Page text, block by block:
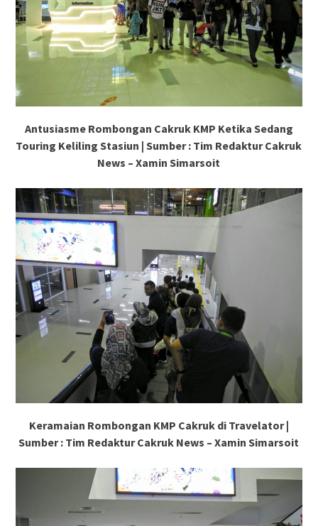
Antusiasme Rombongan Cakruk KMP Ketika Sedang
Touring Keliling Stasiun | Sumber : Tim Redaktur Cakruk
News – Xamin Simarsoit
Keramaian Rombongan KMP Cakruk di Travelator |
Sumber : Tim Redaktur Cakruk News – Xamin Simarsoit